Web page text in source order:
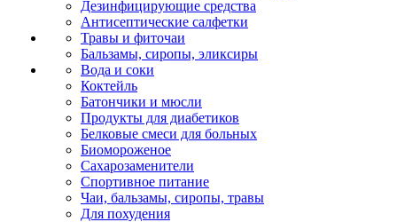
Дезинфицирующие средства
Антисептические салфетки
Травы и фиточаи
Бальзамы, сиропы, эликсиры
Вода и соки
Коктейль
Батончики и мюсли
Продукты для диабетиков
Белковые смеси для больных
Биомороженое
Сахарозаменители
Спортивное питание
Чаи, бальзамы, сиропы, травы
Для похудения